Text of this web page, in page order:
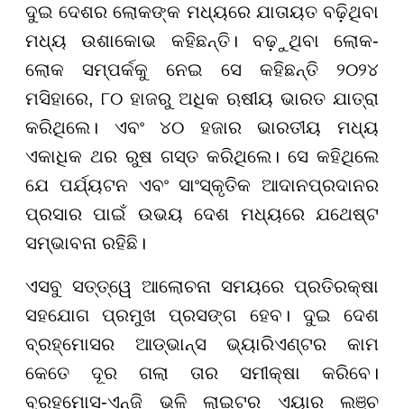
ଦୁଇ ଦେଶର ଲୋକଙ୍କ ମଧ୍ୟରେ ଯାତାୟତ ବଢ଼ିଥିବା
ମଧ୍ୟ ଉଶାକୋଭ କହିଛନ୍ତି। ବଢ଼ୁଥିବା ଲୋକ-
ଲୋକ ସମ୍ପର୍କକୁ ନେଇ ସେ କହିଛନ୍ତି ୨୦୨୪
ମସିହାରେ, ୮୦ ହାଜରୁ ଅଧିକ ଋଷୀୟ ଭାରତ ଯାତ୍ରା
କରିଥିଲେ। ଏବଂ ୪୦ ହଜାର ଭାରତୀୟ ମଧ୍ୟ
ଏକାଧିକ ଥର ରୁଷ ଗସ୍ତ କରିଥିଲେ। ସେ କହିଥିଲେ
ଯେ ପର୍ଯ୍ୟଟନ ଏବଂ ସାଂସ୍କୃତିକ ଆଦାନପ୍ରଦାନର
ପ୍ରସାର ପାଇଁ ଉଭୟ ଦେଶ ମଧ୍ୟରେ ଯଥେଷ୍ଟ
ସମ୍ଭାବନା ରହିଛି।
ଏସବୁ ସତ୍ତ୍ୱେ ଆଲୋଚନା ସମୟରେ ପ୍ରତିରକ୍ଷା
ସହଯୋଗ ପ୍ରମୁଖ ପ୍ରସଙ୍ଗ ହେବ। ଦୁଇ ଦେଶ
ବ୍ରହ୍ମୋସର ଆଡ୍ଭାନ୍ସ ଭ୍ୟାରିଏଣ୍ଟର କାମ
କେତେ ଦୂର ଗଲା ତାର ସମୀକ୍ଷା କରିବେ।
ବ୍ରହ୍ମୋସ-ଏନ୍ଜି ଭଳି ଲାଇଟର ଏୟାର ଲଞ୍ଚ